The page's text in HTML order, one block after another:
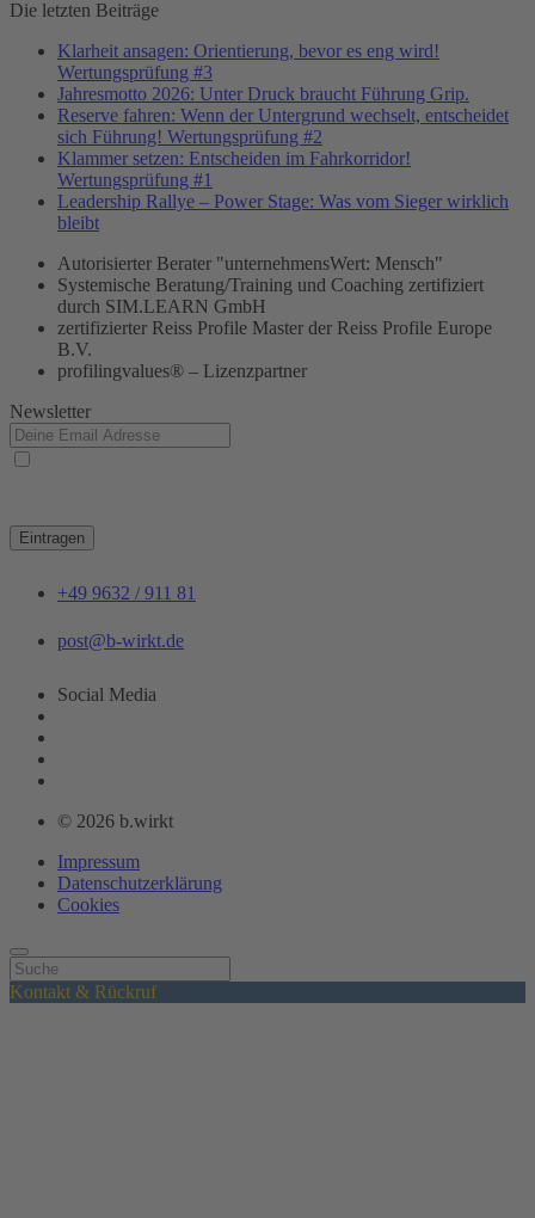
Die letzten Beiträge
Klarheit ansagen: Orientierung, bevor es eng wird!
Wertungsprüfung #3
Jahresmotto 2026: Unter Druck braucht Führung Grip.
Reserve fahren: Wenn der Untergrund wechselt, entscheidet
sich Führung! Wertungsprüfung #2
Klammer setzen: Entscheiden im Fahrkorridor!
Wertungsprüfung #1
Leadership Rallye – Power Stage: Was vom Sieger wirklich
bleibt
Autorisierter Berater "unternehmensWert: Mensch"
Systemische Beratung/Training und Coaching zertifiziert
durch SIM.LEARN GmbH
zertifizierter Reiss Profile Master der Reiss Profile Europe
B.V.
profilingvalues® – Lizenzpartner
Newsletter
Eintragen
+49 9632 / 911 81
post@b-wirkt.de
Social Media
© 2026 b.wirkt
Impressum
Datenschutzerklärung
Cookies
Kontakt & Rückruf